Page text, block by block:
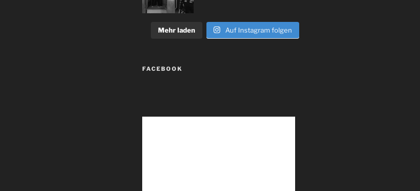
Mehr laden Auf Instagram folgen
FACEBOOK